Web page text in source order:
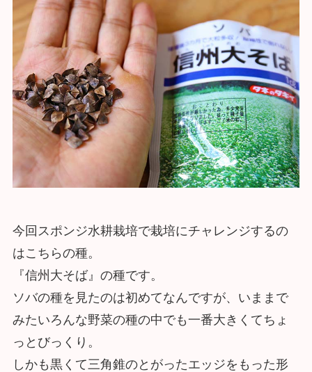
今回スポンジ水耕栽培で栽培にチャレンジするの
はこちらの種。
『信州大そば』の種です。
ソバの種を見たのは初めてなんですが、いままで
みたいろんな野菜の種の中でも一番大きくてちょ
っとびっくり。
しかも黒くて三角錐のとがったエッジをもった形